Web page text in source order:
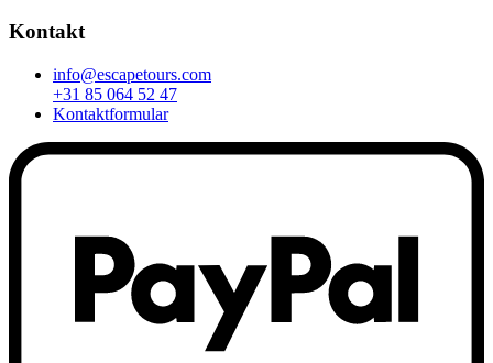
Kontakt
info@escapetours.com
+31 85 064 52 47
Kontaktformular